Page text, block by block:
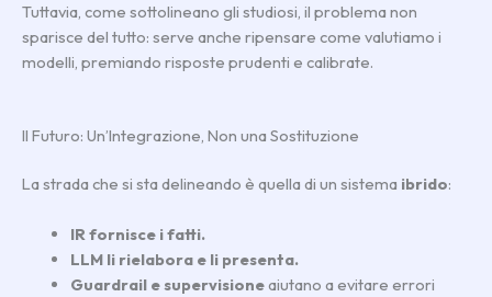
Tuttavia, come sottolineano gli studiosi, il problema non
sparisce del tutto: serve anche ripensare come valutiamo i
modelli, premiando risposte prudenti e calibrate.
Il Futuro: Un’Integrazione, Non una Sostituzione
La strada che si sta delineando è quella di un sistema ibrido:
IR fornisce i fatti.
LLM li rielabora e li presenta.
Guardrail e supervisioneaiutano a evitare errori